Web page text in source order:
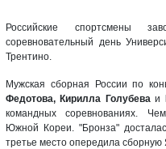
Российские спортсмены
соревновательный день
Трентино.
Мужская сборная России по
Федотова, Кирилла Голубеваи
командных соревнованиях.
Южной Кореи. "Бронза"
третье место опередила сборную